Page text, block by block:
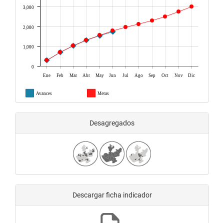
Ene Feb Mar Abr May Jun Jul Ago Sep Oct Nov Dic
0
1,000
2,000
3,000
Avances Metas
Desagregados
Descargar ficha indicador